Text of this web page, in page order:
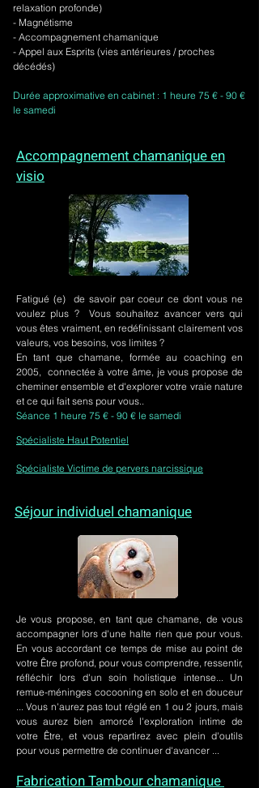
relaxation profonde)
- Magnétisme
- Accompagnement chamanique
- Appel aux Esprits (vies antérieures / proches
décédés)
Durée approximative en cabinet : 1 heure 75 € - 90 €
le samedi
Accompagnement chamanique en
visio
Fatigué (e) de savoir par coeur ce dont vous ne
voulez plus ? Vous souhaitez avancer vers qui
vous êtes vraiment, en redéfinissant clairement vos
valeurs, vos besoins, vos limites ?
En tant que chamane, formée au coaching en
2005, connectée à votre âme, je vous propose de
cheminer ensemble et d'explorer votre vraie nature
et ce qui fait sens pour vous..
Séance 1 heure 75 € - 90 € le samedi
Spécialiste Haut Potentiel
Spécialiste Victime de pervers narcissique
Séjour individuel chamanique
Je vous propose, en tant que chamane, de vous
accompagner lors d'une halte rien que pour vous.
En vous accordant ce temps de mise au point de
votre Être profond, pour vous comprendre, ressentir,
réfléchir lors d'un soin holistique intense... Un
remue-méninges cocooning en solo et en douceur
... Vous n'aurez pas tout réglé en 1 ou 2 jours, mais
vous aurez bien amorcé l'exploration intime de
votre Être, et vous repartirez avec plein d'outils
pour vous permettre de continuer d'avancer ...
Fabrication Tambour chamanique